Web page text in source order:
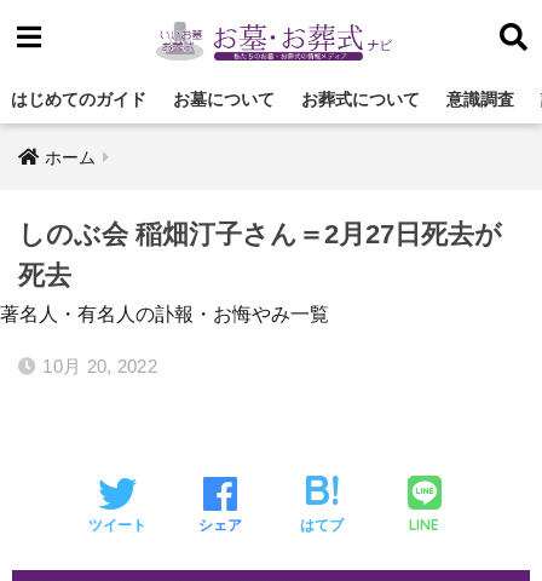
はじめてのガイド お墓について お葬式について 意識調査
ホーム
しのぶ会 稲畑汀子さん＝2月27日死去が
死去
著名人・有名人の訃報・お悔やみ一覧
10月 20, 2022
ツイート シェア はてブ LINE